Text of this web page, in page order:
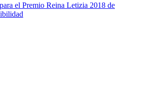
el Premio Reina Letizia 2018 de